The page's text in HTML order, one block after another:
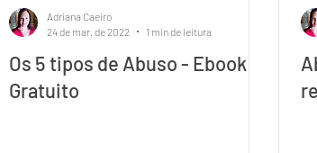
Os 5 tipos de Abuso - Ebook
Gratuito
Adriana Caeiro
24 de mar. de 2022
1 min de leitura